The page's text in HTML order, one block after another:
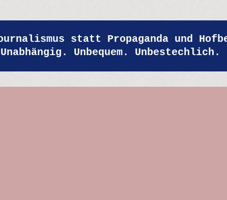
statt Propaganda und
Unabhängig. Unbequem. Unbestechlich.